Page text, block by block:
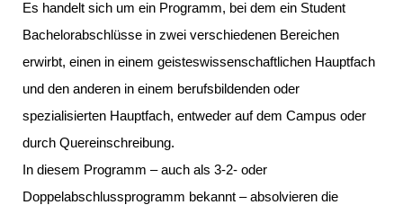
Es handelt sich um ein Programm, bei dem ein Student
Bachelorabschlüsse in zwei verschiedenen Bereichen
erwirbt, einen in einem geisteswissenschaftlichen Hauptfach
und den anderen in einem berufsbildenden oder
spezialisierten Hauptfach, entweder auf dem Campus oder
durch Quereinschreibung.
In diesem Programm – auch als 3-2- oder
Doppelabschlussprogramm bekannt – absolvieren die